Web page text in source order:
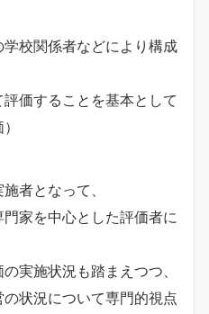
校関係者などにより構成
価することを基本として
者となって、
家を中心とした評価者に
実施状況も踏まえつつ、
状況について専門的視点